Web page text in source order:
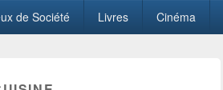
de Société Livres Cinéma